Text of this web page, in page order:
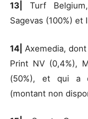
13|
Turf
Sagevas (100%) et
14| Axemedia,
Print NV (0,4%),
(50%), et qui a
(montant non